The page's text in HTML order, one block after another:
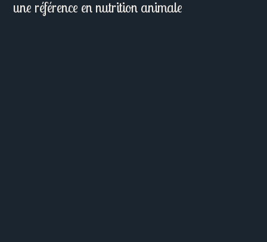
une référence en nutrition animale